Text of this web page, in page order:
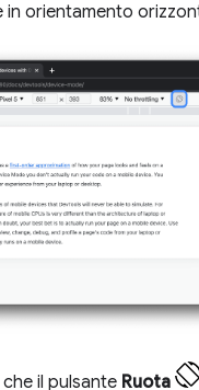
in orientamento
il pulsante Ruota